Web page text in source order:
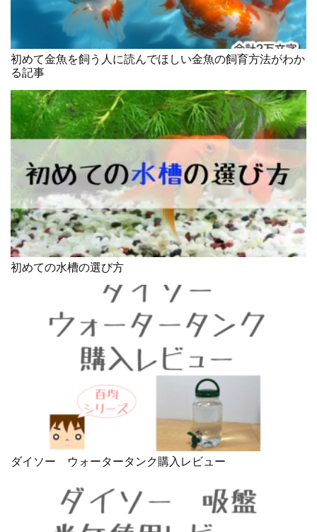
初めて金魚を飼う人に読んでほしい金魚の飼育方法がわか
る記事
初めての水槽の選び方
ダイソー ウォータータンク購入レビュー